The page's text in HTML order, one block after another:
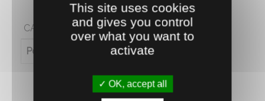
CARACTÉRISTIQUES
Poids (en kg) 0.45
This site uses cookies
and gives you control
over what you want to
activate
OK, accept all